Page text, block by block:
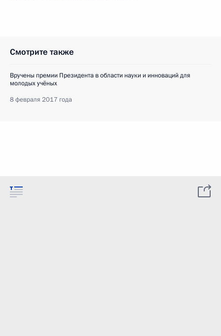
Смотрите также
Вручены премии Президента в области науки и инноваций для
молодых учёных
8 февраля 2017 года